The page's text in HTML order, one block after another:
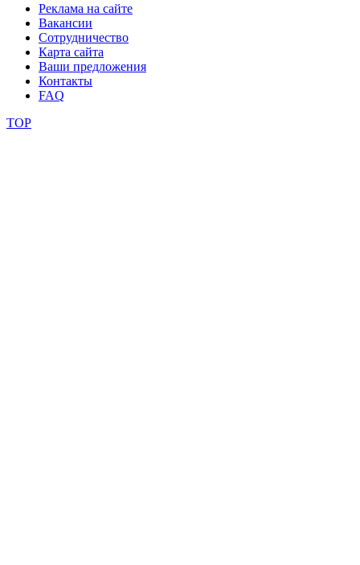
Реклама на сайте
Вакансии
Сотрудничество
Карта сайта
Ваши предложения
Контакты
FAQ
TOP